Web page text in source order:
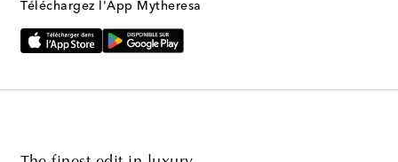
Téléchargez l'App Mytheresa